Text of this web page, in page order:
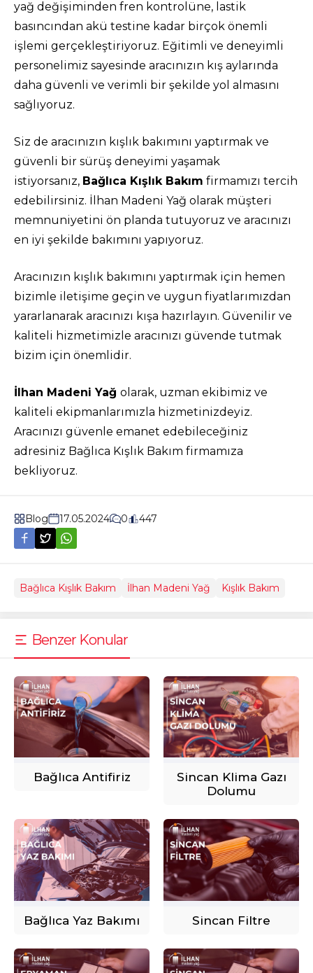
yağ değişiminden fren kontrolüne, lastik
basıncından akü testine kadar birçok önemli
işlemi gerçekleştiriyoruz. Eğitimli ve deneyimli
personelimiz sayesinde aracınızın kış aylarında
daha güvenli ve verimli bir şekilde yol almasını
sağlıyoruz.
Siz de aracınızın kışlık bakımını yaptırmak ve
güvenli bir sürüş deneyimi yaşamak
istiyorsanız, Bağlıca Kışlık Bakım firmamızı tercih
edebilirsiniz. İlhan Madeni Yağ olarak müşteri
memnuniyetini ön planda tutuyoruz ve aracınızı
en iyi şekilde bakımını yapıyoruz.
Aracınızın kışlık bakımını yaptırmak için hemen
bizimle iletişime geçin ve uygun fiyatlarımızdan
yararlanarak aracınızı kışa hazırlayın. Güvenilir ve
kaliteli hizmetimizle aracınızı güvende tutmak
bizim için önemlidir.
İlhan Madeni Yağ olarak, uzman ekibimiz ve
kaliteli ekipmanlarımızla hizmetinizdeyiz.
Aracınızı güvenle emanet edebileceğiniz
adresiniz Bağlıca Kışlık Bakım firmamıza
bekliyoruz.
Blog 17.05.2024 0 447
Bağlıca Kışlık Bakım İlhan Madeni Yağ Kışlık Bakım
Benzer Konular
Bağlıca Antifiriz
Sincan Klima Gazı
Dolumu
Bağlıca Yaz Bakımı Sincan Filtre